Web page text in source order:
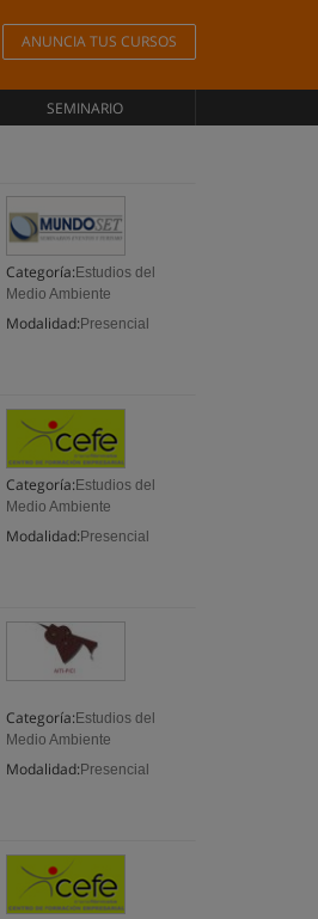
ANUNCIA TUS CURSOS
SEMINARIO
Categoría: Estudios del
Medio Ambiente
Modalidad: Presencial
Categoría: Estudios del
Medio Ambiente
Modalidad: Presencial
Categoría: Estudios del
Medio Ambiente
Modalidad: Presencial